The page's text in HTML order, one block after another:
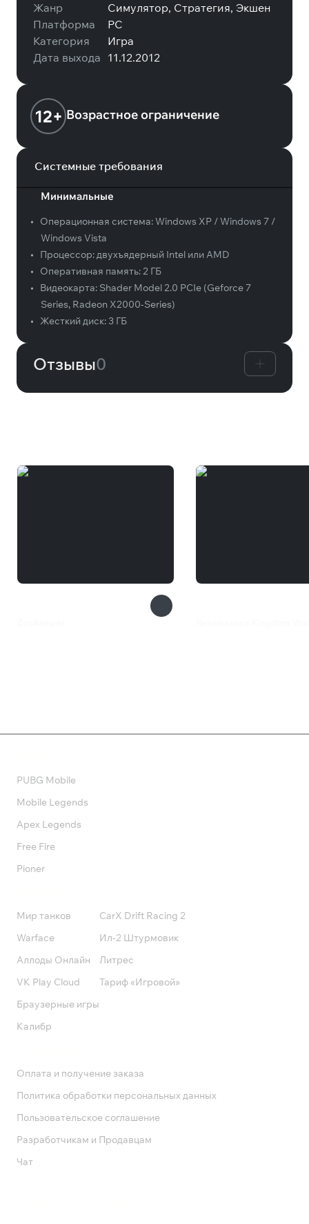
Жанр
Симулятор, Стратегия, Экшен
Платформа
PC
Категория
Игра
Дата выхода 11.12.2012
12+ Возрастное ограничение
Системные требования
Минимальные
• Операционная система:Windows XP / Windows 7 /
Windows Vista
•
Процессор:двухъядерный Intel или AMD
•
Оперативная память:2 ГБ
•
Видеокарта: Shader Model 2.0 PCIe (Geforce 7
Series, Radeon X2000-Series)
•
Жесткий диск: 3 ГБ
Отзывы0
PUBG Mobile
Mobile Legends
Apex Legends
Free Fire
Pioner
Мир танков
Warface
Аллоды Онлайн
VK Play Cloud
Браузерные игры
Калибр
CarX Drift Racing 2
Ил-2 Штурмовик
Литрес
Тариф «Игровой»
Оплата и получение заказа
Политика обработки персональных данных
Пользовательское соглашение
Разработчикам и Продавцам
Чат